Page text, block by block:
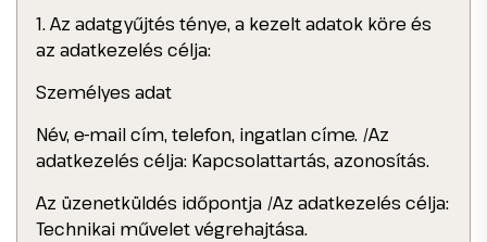
1. Az adatgyűjtés ténye, a kezelt adatok köre és
az adatkezelés célja:
Személyes adat
Név, e-mail cím, telefon, ingatlan címe. /Az
adatkezelés célja: Kapcsolattartás, azonosítás.
Az üzenetküldés időpontja /Az adatkezelés célja:
Technikai művelet végrehajtása.